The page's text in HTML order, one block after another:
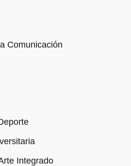
Comunicación
Integrado